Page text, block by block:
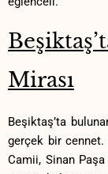
Mirası
Beşiktaş’ta
gerçek bir‌ cennet.
Camii, Sinan